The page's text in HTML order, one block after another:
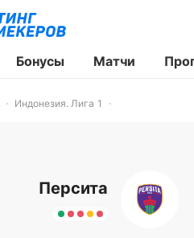
Бонусы Матчи
Индонезия. Лига 1
Персита